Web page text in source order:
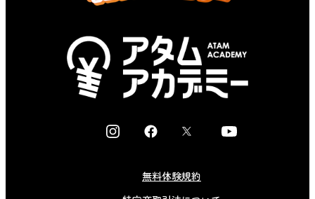
I
F
e
X
Y
無料体験規約